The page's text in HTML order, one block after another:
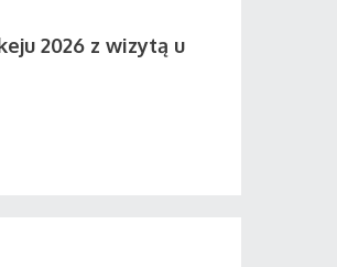
2026 z wizytą u